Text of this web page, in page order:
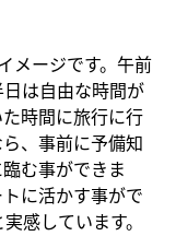
メージです。午前
は自由な時間が
時間に旅行に行
、事前に予備知
む事ができま
に活かす事がで
感しています。